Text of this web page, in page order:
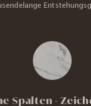
Spalten -